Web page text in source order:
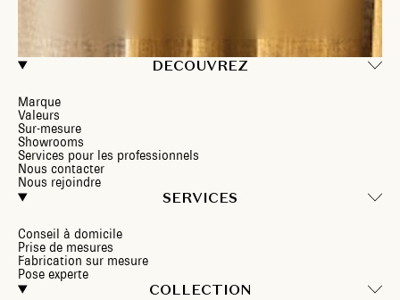
DECOUVREZ
Marque
Valeurs
Sur-mesure
Showrooms
Services pour les professionnels
Nous contacter
Nous rejoindre
SERVICES
Conseil à domicile
Prise de mesures
Fabrication sur mesure
Pose experte
COLLECTION